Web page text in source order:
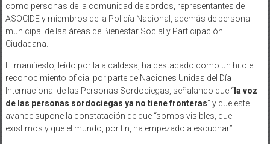
como personas de la comunidad de sordos, representantes de
ASOCIDE y miembros de la Policía Nacional, además de personal
municipal de las áreas de Bienestar Social y Participación
Ciudadana.
El manifiesto, leído por la alcaldesa, ha destacado como un hito el
reconocimiento oficial por parte de Naciones Unidas del Día
Internacional de las Personas Sordociegas, señalando que “la voz
de las personas sordociegas ya no tiene fronteras” y que este
avance supone la constatación de que “somos visibles, que
existimos y que el mundo, por fin, ha empezado a escuchar”.